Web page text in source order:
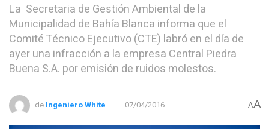
La Secretaria de Gestión Ambiental de la
Municipalidad de Bahía Blanca informa que el
Comité Técnico Ejecutivo (CTE) labró en el día de
ayer una infracción a la empresa Central Piedra
Buena S.A. por emisión de ruidos molestos.
de Ingeniero White 07/04/2016 AA